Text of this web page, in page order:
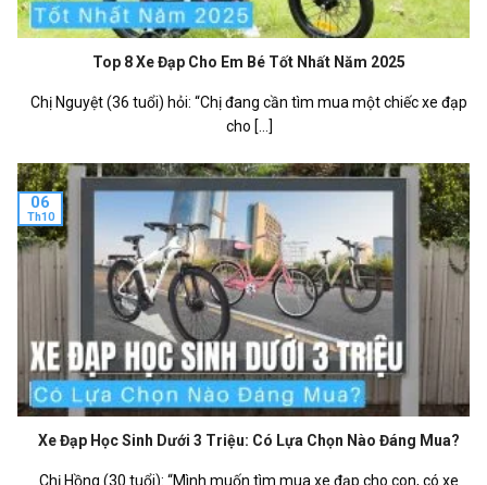
Top 8 Xe Đạp Cho Em Bé Tốt Nhất Năm 2025
Chị Nguyệt (36 tuổi) hỏi: “Chị đang cần tìm mua một chiếc xe đạp
cho [...]
Xe Đạp Học Sinh Dưới 3 Triệu: Có Lựa Chọn Nào Đáng Mua?
Chị Hồng (30 tuổi): “Mình muốn tìm mua xe đạp cho con, có xe
06
Th10